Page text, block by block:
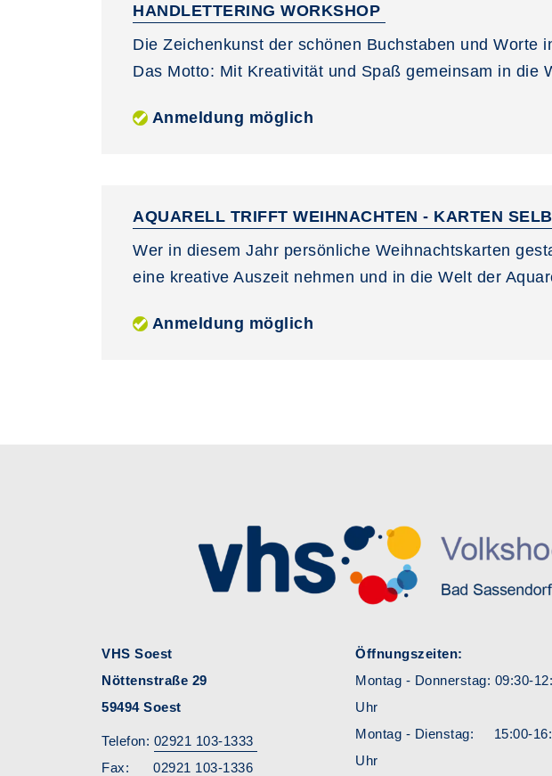
HANDLETTERING WORKSHOP
Die Zeichenkunst der schönen Buchstaben und Worte
Das Motto: Mit Kreativität und Spaß gemeinsam in die
Anmeldung möglich
AQUARELL TRIFFT WEIHNACHTEN - KARTEN
Wer in diesem Jahr persönliche Weihnachtskarten
eine kreative Auszeit nehmen und in die Welt der
Anmeldung möglich
VHS Soest
Nöttenstraße 29
59494 Soest
Telefon: 02921 103-1333
Fax: 02921 103-1336
Öffnungszeiten:
Montag - Donnerstag: 09:30-
Uhr
Montag - Dienstag: 15:00-
Uhr